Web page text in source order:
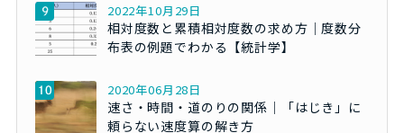
2022年10月29日
相対度数と累積相対度数の求め方｜度数分
布表の例題でわかる【統計学】
2020年06月28日
速さ・時間・道のりの関係｜「はじき」に
頼らない速度算の解き方